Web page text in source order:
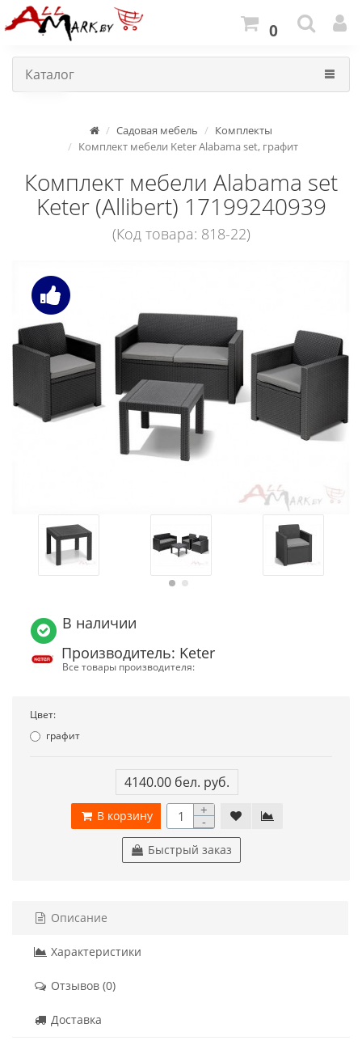
0
Каталог
Садовая мебель
Комплекты
Комплект мебели Keter Alabama set, графит
Комплект мебели Alabama set
Keter (Allibert) 17199240939
(Код товара: 818-22)
В наличии
Производитель: Keter
Все товары производителя:
Цвет:
графит
4140.00 бел. руб.
В корзину +
-
Быстрый заказ
Описание
Характеристики
Отзывов (0)
Доставка